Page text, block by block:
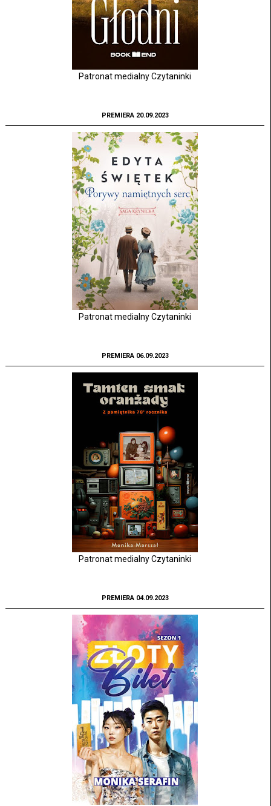
Patronat medialny Czytaninki
PREMIERA 20.09.2023
Patronat medialny Czytaninki
PREMIERA 06.09.2023
Patronat medialny Czytaninki
PREMIERA 04.09.2023